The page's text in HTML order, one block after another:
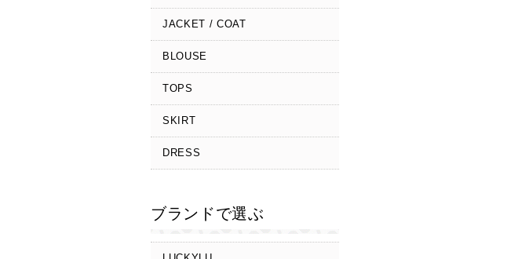
JACKET / COAT
BLOUSE
TOPS
SKIRT
DRESS
ブランドで選ぶ